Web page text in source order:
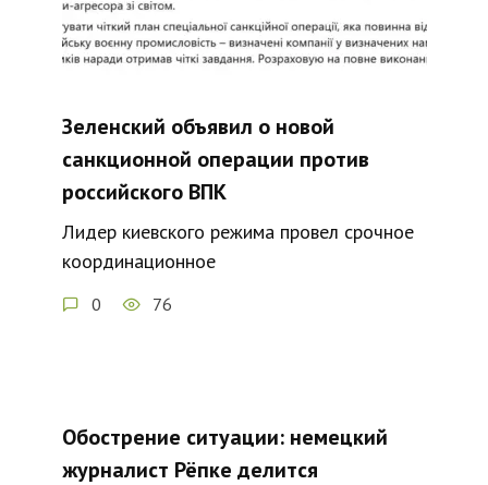
Зеленский объявил о новой
санкционной операции против
российского ВПК
Лидер киевского режима провел срочное
координационное
0 76
Обострение ситуации: немецкий
журналист Рёпке делится